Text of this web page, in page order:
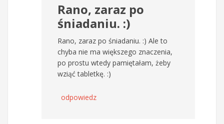
Rano, zaraz po
śniadaniu. :)
Rano, zaraz po śniadaniu. :) Ale to
chyba nie ma większego znaczenia,
po prostu wtedy pamiętałam, żeby
wziąć tabletkę. :)
odpowiedz